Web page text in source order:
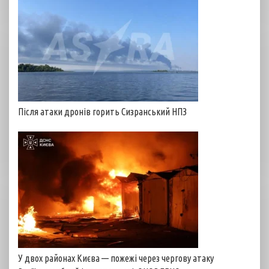
Після атаки дронів горить Сизранський НПЗ
У двох районах Києва — пожежі через чергову атаку